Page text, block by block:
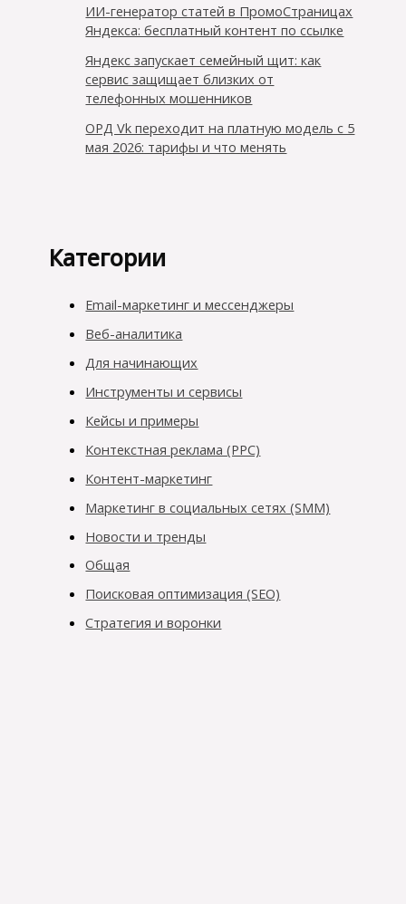
ИИ-генератор статей в ПромоСтраницах
Яндекса: бесплатный контент по ссылке
Яндекс запускает семейный щит: как
сервис защищает близких от
телефонных мошенников
ОРД Vk переходит на платную модель с 5
мая 2026: тарифы и что менять
Категории
Email-маркетинг и мессенджеры
Веб-аналитика
Для начинающих
Инструменты и сервисы
Кейсы и примеры
Контекстная реклама (PPC)
Контент-маркетинг
Маркетинг в социальных сетях (SMM)
Новости и тренды
Общая
Поисковая оптимизация (SEO)
Стратегия и воронки